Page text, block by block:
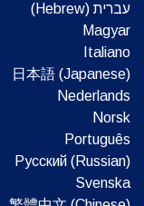
עברית (Hebrew)‏
Magyar
Italiano
日本語 (Japanese)
Nederlands
Norsk
Português
Русский (Russian)
Svenska